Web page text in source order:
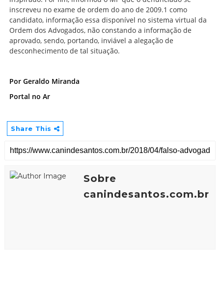
inscreveu no exame de ordem do ano de 2009.1 como
candidato, informação essa disponível no sistema virtual da
Ordem dos Advogados, não constando a informação de
aprovado, sendo, portando, inviável a alegação de
desconhecimento de tal situação.
Por Geraldo Miranda
Portal no Ar
Share This
Sobre
canindesantos.com.br